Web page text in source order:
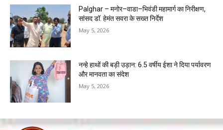
Palghar – मनोर–वाडा–भिवंडी महामार्ग का निरीक्षण,
सांसद डॉ. हेमंत सवरा के सख्त निर्देश
May 5, 2026
नन्हे हाथों की बड़ी उड़ान: 6.5 वर्षीय ईशा ने दिया पर्यावरण
और मानवता का संदेश
May 5, 2026